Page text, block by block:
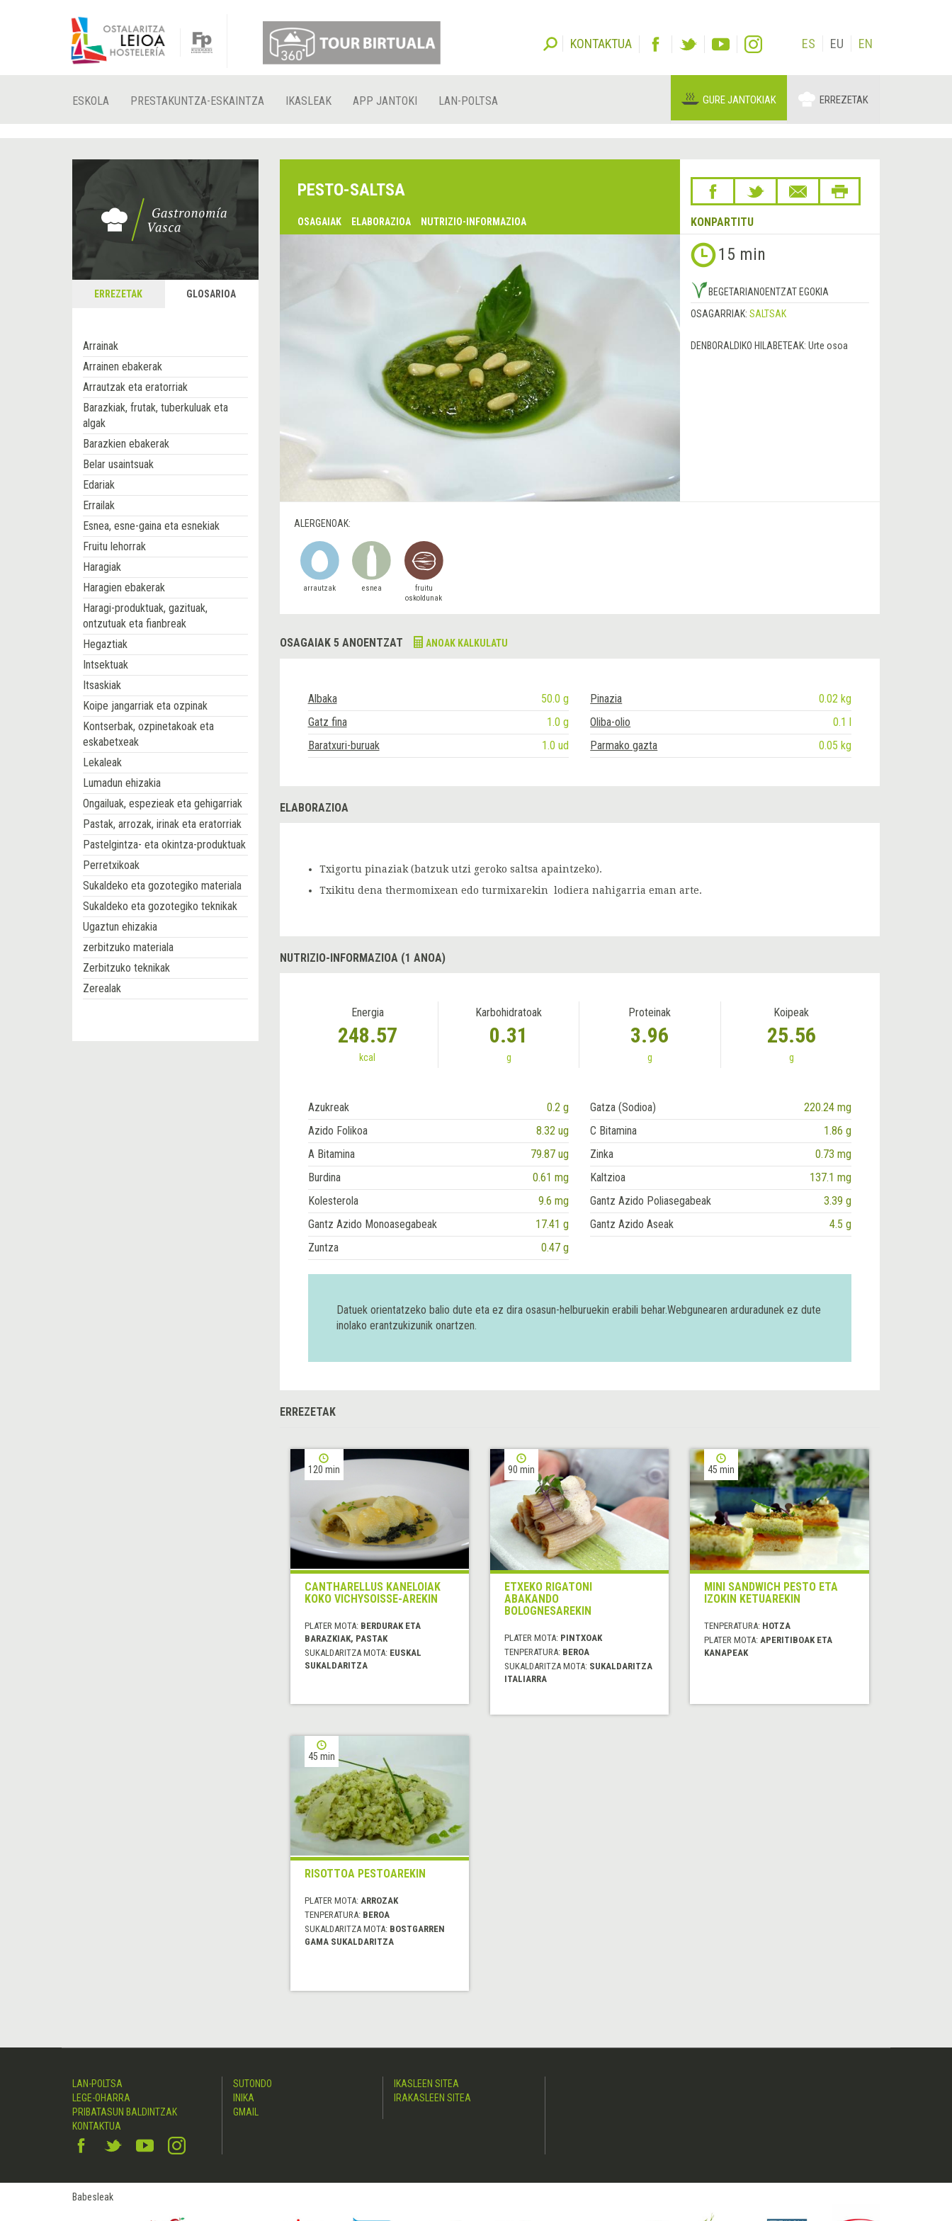
KONTAKTUA ES EU EN
ESKOLA PRESTAKUNTZA-ESKAINTZA IKASLEAK APP JANTOKI LAN-POLTSA GURE JANTOKIAK ERREZETAK
ERREZETAK GLOSARIOA
Arrainak
Arrainen ebakerak
Arrautzak eta eratorriak
Barazkiak, frutak, tuberkuluak eta
algak
Barazkien ebakerak
Belar usaintsuak
Edariak
Errailak
Esnea, esne-gaina eta esnekiak
Fruitu lehorrak
Haragiak
Haragien ebakerak
Haragi-produktuak, gazituak,
ontzutuak eta fianbreak
Hegaztiak
Intsektuak
Itsaskiak
Koipe jangarriak eta ozpinak
Kontserbak, ozpinetakoak eta
eskabetxeak
Lekaleak
Lumadun ehizakia
Ongailuak, espezieak eta gehigarriak
Pastak, arrozak, irinak eta eratorriak
Pastelgintza- eta okintza-produktuak
Perretxikoak
Sukaldeko eta gozotegiko materiala
Sukaldeko eta gozotegiko teknikak
Ugaztun ehizakia
zerbitzuko materiala
Zerbitzuko teknikak
Zerealak
PESTO-SALTSA
OSAGAIAK ELABORAZIOA NUTRIZIO-INFORMAZIOA KONPARTITU
15 min
BEGETARIANOENTZAT EGOKIA
OSAGARRIAK: SALTSAK
DENBORALDIKO HILABETEAK: Urte osoa
ALERGENOAK:
arrautzak esnea
fruitu
oskoldunak
OSAGAIAK 5 ANOENTZAT ANOAK KALKULATU
Albaka 50.0 g Pinazia
0.02 kg
Gatz fina
1.0 g Oliba-olio
0.1 l
Baratxuri-buruak
1.0 ud Parmako gazta 0.05 kg
ELABORAZIOA
Txigortu pinaziak (batzuk utzi geroko saltsa apaintzeko).
Txikitu dena thermomixean edo turmixarekin lodiera nahigarria eman arte.
NUTRIZIO-INFORMAZIOA (1 ANOA)
Energia
248.57
kcal
Karbohidratoak
0.31
g
Proteinak
3.96
g
Koipeak
25.56
g
Azukreak 0.2 g Gatza (Sodioa)
220.24 mg
Azido Folikoa
8.32 ug C Bitamina
1.86 g
A Bitamina
79.87 ug Zinka
0.73 mg
Burdina
0.61 mg Kaltzioa
137.1 mg
Kolesterola
9.6 mg Gantz Azido Poliasegabeak
3.39 g
Gantz Azido Monoasegabeak
17.41 g Gantz Azido Aseak
4.5 g
Zuntza
0.47 g
Datuek orientatzeko balio dute eta ez dira osasun-helburuekin erabili behar.Webgunearen arduradunek ez dute
inolako erantzukizunik onartzen.
ERREZETAK
120 min
CANTHARELLUS KANELOIAK
KOKO VICHYSOISSE-AREKIN
PLATER MOTA: BERDURAK ETA
BARAZKIAK, PASTAK
SUKALDARITZA MOTA: EUSKAL
SUKALDARITZA
90 min
ETXEKO RIGATONI
ABAKANDO
BOLOGNESAREKIN
PLATER MOTA: PINTXOAK
TENPERATURA: BEROA
SUKALDARITZA MOTA: SUKALDARITZA
ITALIARRA
45 min
MINI SANDWICH PESTO ETA
IZOKIN KETUAREKIN
TENPERATURA: HOTZA
PLATER MOTA:APERITIBOAK ETA
KANAPEAK
45 min
RISOTTOA PESTOAREKIN
PLATER MOTA: ARROZAK
TENPERATURA: BEROA
SUKALDARITZA MOTA: BOSTGARREN
GAMA SUKALDARITZA
LAN-POLTSA
LEGE-OHARRA
PRIBATASUN BALDINTZAK
KONTAKTUA
SUTONDO
INIKA
GMAIL
IKASLEEN SITEA
IRAKASLEEN SITEA
Babesleak